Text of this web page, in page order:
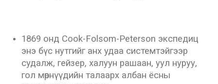
1869 онд Cook-Folsom-Peterson экспедиц
энэ бүс нутгийг анх удаа системтэйгээр
судалж, гейзер, халуун рашаан, уул нуруу,
гол мөрнүүдийн талаарх албан ёсны